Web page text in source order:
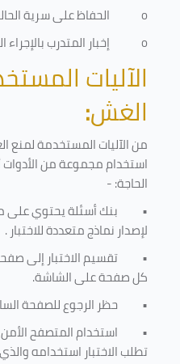
o
الحفاظ على سرية
o
إخبار المتدرب
الآليات
الغش:
من الآليات المستخدمة لمنع
استخدام مجموعة من الأدوات
الحاجة: -
• بنك أسئلة يحتوي على
لإصدار نماذج متعددة للاختبار.
• تقسيم الاختبار إلى
كل صفحة على الشاشة.
• حظر الرجوع للصفحة
• استخدام المتصفح الأمن
تطلب الاختبار استخدامه